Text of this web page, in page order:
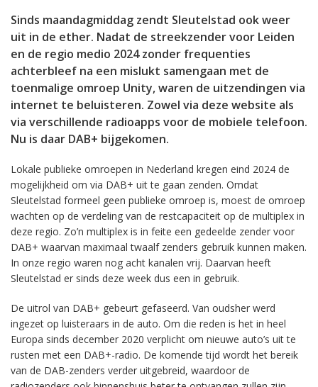
Sinds maandagmiddag zendt Sleutelstad ook weer
uit in de ether. Nadat de streekzender voor Leiden
en de regio medio 2024 zonder frequenties
achterbleef na een mislukt samengaan met de
toenmalige omroep Unity, waren de uitzendingen via
internet te beluisteren. Zowel via deze website als
via verschillende radioapps voor de mobiele telefoon.
Nu is daar DAB+ bijgekomen.
Lokale publieke omroepen in Nederland kregen eind 2024 de
mogelijkheid om via DAB+ uit te gaan zenden. Omdat
Sleutelstad formeel geen publieke omroep is, moest de omroep
wachten op de verdeling van de restcapaciteit op de multiplex in
deze regio. Zo’n multiplex is in feite een gedeelde zender voor
DAB+ waarvan maximaal twaalf zenders gebruik kunnen maken.
In onze regio waren nog acht kanalen vrij. Daarvan heeft
Sleutelstad er sinds deze week dus een in gebruik.
De uitrol van DAB+ gebeurt gefaseerd. Van oudsher werd
ingezet op luisteraars in de auto. Om die reden is het in heel
Europa sinds december 2020 verplicht om nieuwe auto’s uit te
rusten met een DAB+-radio. De komende tijd wordt het bereik
van de DAB-zenders verder uitgebreid, waardoor de